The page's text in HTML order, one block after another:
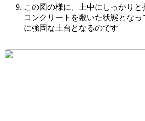
この図の様に、土中にしっかりと
コンクリートを敷いた状態となっ
に強固な土台となるのです